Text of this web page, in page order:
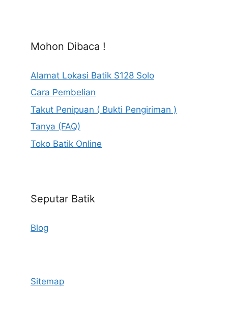
Mohon Dibaca !
Alamat Lokasi Batik S128 Solo
Cara Pembelian
Takut Penipuan ( Bukti Pengiriman )
Tanya (FAQ)
Toko Batik Online
Seputar Batik
Blog
Sitemap